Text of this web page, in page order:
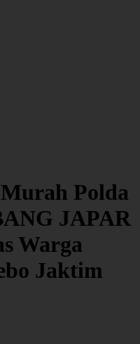
Polda
JAPAR
Warga
Jaktim